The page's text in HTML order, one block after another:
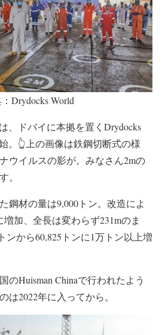
Drydocks World
、ドバイに本拠を置くDrydocks
。👆上の画像は鉄鋼切断式の様
ウイルスの影が。みなさん2mの
。
鋼材の量は9,000トン。改造によ
増加、全長は変わらず231mのま
ンから60,825トンに1万トン以上増
Huisman Chinaで行われたよう
は2022年に入ってから。